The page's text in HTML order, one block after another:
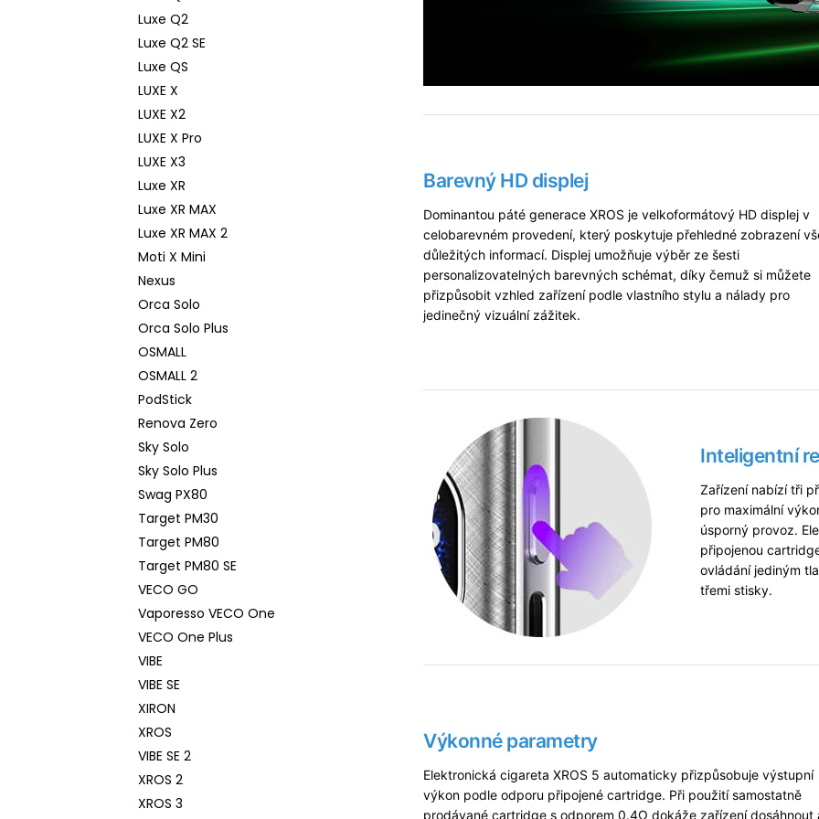
Luxe Q2
Luxe Q2 SE
Luxe QS
LUXE X
LUXE X2
LUXE X Pro
LUXE X3
Luxe XR
Luxe XR MAX
Luxe XR MAX 2
Moti X Mini
Nexus
Orca Solo
Orca Solo Plus
OSMALL
OSMALL 2
PodStick
Renova Zero
Sky Solo
Sky Solo Plus
Swag PX80
Target PM30
Target PM80
Target PM80 SE
VECO GO
Vaporesso VECO One
VECO One Plus
VIBE
VIBE SE
XIRON
XROS
VIBE SE 2
XROS 2
XROS 3
Barevný HD displej
Dominantou páté generace XROS je velkoformátový HD displej v
celobarevném provedení, který poskytuje přehledné zobrazení
důležitých informací. Displej umožňuje výběr ze šesti
personalizovatelných barevných schémat, díky čemuž si můžete
přizpůsobit vzhled zařízení podle vlastního stylu a nálady pro
jedinečný vizuální zážitek.
Inteligentní
Zařízení nabízí tři
pro maximální
úsporný provoz.
připojenou
ovládání jediným
třemi stisky.
Výkonné parametry
Elektronická cigareta XROS 5 automaticky přizpůsobuje výstupní
výkon podle odporu připojené cartridge. Při použití samostatně
prodávané cartridge s odporem 0.4Ω dokáže zařízení dosáhnout